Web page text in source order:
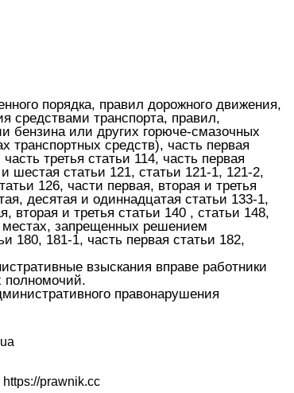
порядка, правил дорожного движения,
средствами транспорта, правил,
бензина или других горюче-смазочных
средств), часть первая
третья статьи 114, часть первая
шестая статьи 121, статьи 121-1, 121-2,
126, части первая, вторая и третья
десятая и одиннадцатая статьи 133-1,
вторая и третья статьи 140 , статьи 148,
местах, запрещенных решением
180, 181-1, часть первая статьи 182,
взыскания вправе работники
полномочий.
правонарушения
https://prawnik.cc